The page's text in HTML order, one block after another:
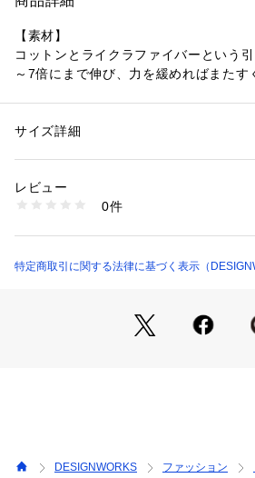
【素材】
コットンとライクラファイバーという
～7倍にまで伸び、力を緩めればまたす
非常に快適な着心地です。
最大の特徴は襟ぐり、袖、裾口部分の
しているところ。
ベーシックなアイテムだからこそ、素
カジュアルスタイルはもちろん、セッ
性別：メンズ
素材：コットン92% ポリウレタン8%
商品番号：
00420020200 （ショップ）
サイズ詳細
レビュー
0件
特定商取引に関する法律に基づく表示（
DESIGNWORKS ファッション